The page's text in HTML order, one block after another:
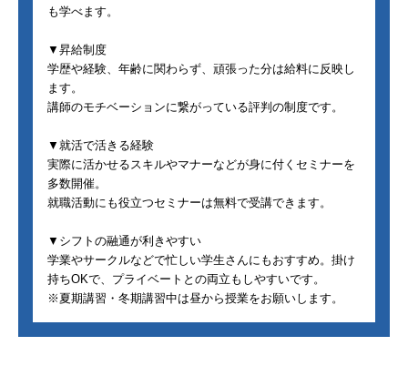
も学べます。
▼昇給制度
学歴や経験、年齢に関わらず、頑張った分は給料に反映し
ます。
講師のモチベーションに繋がっている評判の制度です。
▼就活で活きる経験
実際に活かせるスキルやマナーなどが身に付くセミナーを
多数開催。
就職活動にも役立つセミナーは無料で受講できます。
▼シフトの融通が利きやすい
学業やサークルなどで忙しい学生さんにもおすすめ。掛け
持ちOKで、プライベートとの両立もしやすいです。
※夏期講習・冬期講習中は昼から授業をお願いします。